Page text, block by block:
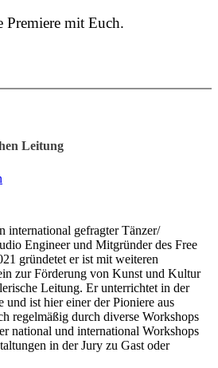
Premiere mit Euch.
Leitung
international gefragter Tänzer/
Engineer und Mitgründer des Free
gründetet er ist mit weiteren
zur Förderung von Kunst und Kultur
Leitung. Er unterrichtet in der
ist hier einer der Pioniere aus
regelmäßig durch diverse Workshops
national und international Workshops
in der Jury zu Gast oder